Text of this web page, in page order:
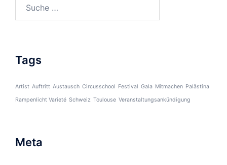
Tags
Artist Auftritt Austausch Circusschool Festival Gala Mitmachen Palästina
Rampenlicht Varieté Schweiz Toulouse Veranstaltungsankündigung
Meta